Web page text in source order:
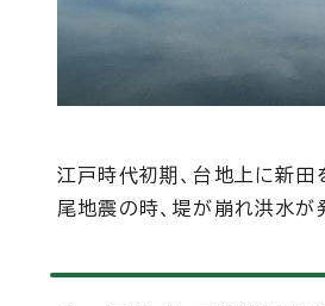
江戸時代初期、台地上に新田
尾地震の時、堤が崩れ洪水が